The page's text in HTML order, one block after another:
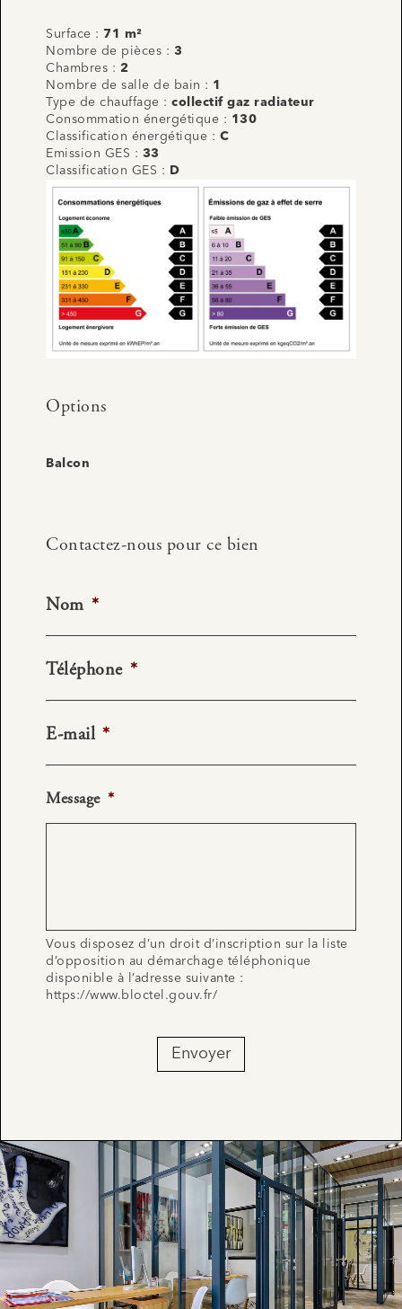
Surface : 71 m²
Nombre de pièces : 3
Chambres : 2
Nombre de salle de bain : 1
Type de chauffage : collectif gaz radiateur
Consommation énergétique : 130
Classification énergétique : C
Emission GES : 33
Classification GES :
D
Options
Balcon
Contactez-nous pour ce bien
Nom *
Téléphone *
E-mail *
Message *
Vous disposez d’un droit d’inscription sur la liste
d’opposition au démarchage téléphonique
disponible à l’adresse suivante :
https://www.bloctel.gouv.fr/
Envoyer